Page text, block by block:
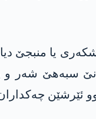
یا منبجێ
سبەھێ شەر و
ئێرشێن